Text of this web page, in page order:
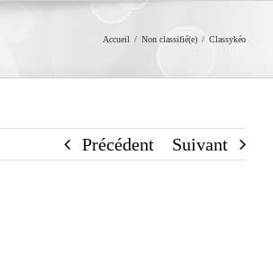
Accueil / Non classifié(e) / Classykéo
Précédent Suivant